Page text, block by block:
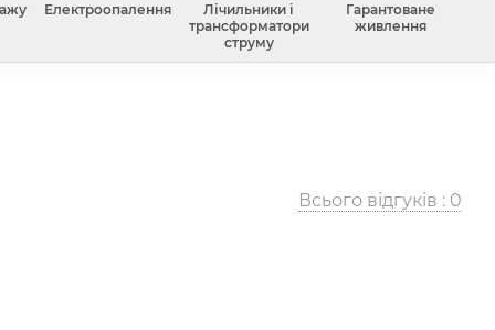
Електроопалення
Лічильники і
трансформатори
струму
Гарантоване
живлення
Всього відгуків : 0